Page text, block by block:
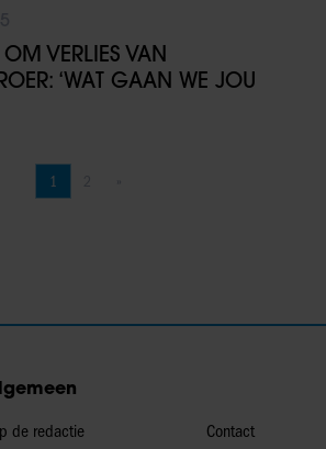
VERLIES VAN
‘WAT GAAN WE JOU
Pagina
1
de redactie Contact